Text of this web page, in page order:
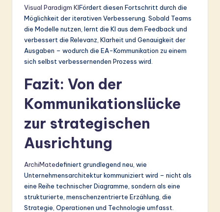
Visual Paradigm KIFördert diesen Fortschritt durch die
Möglichkeit der iterativen Verbesserung. Sobald Teams
die Modelle nutzen, lernt die KI aus dem Feedback und
verbessert die Relevanz, Klarheit und Genauigkeit der
Ausgaben – wodurch die EA-Kommunikation zu einem
sich selbst verbessernenden Prozess wird.
Fazit: Von der
Kommunikationslücke
zur strategischen
Ausrichtung
ArchiMatedefiniert grundlegend neu, wie
Unternehmensarchitektur kommuniziert wird – nicht als
eine Reihe technischer Diagramme, sondern als eine
strukturierte, menschenzentrierte Erzählung, die
Strategie, Operationen und Technologie umfasst.